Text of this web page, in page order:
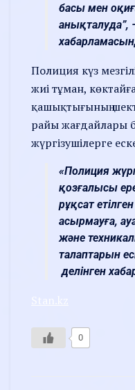
басы мен
анықталуда”,
Полиция күз
жиі тұман,
қашықтығының
райы жағдайлары
жүргізушілерге
«Полиция
қозғалысы
рұқсат
асырмауға,
және
талаптарын
делінген
Stan.kz
0